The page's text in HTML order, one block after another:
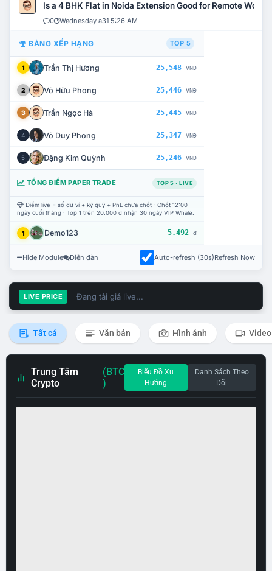
Is a 4 BHK Flat in Noida Extension Good for Remote Work?
0 Wednesday a31 5:26 AM
BẢNG XẾP HẠNG TOP 5
1 Trần Thị Hương 25,548 VNĐ
2 Võ Hữu Phong 25,446 VNĐ
3 Trần Ngọc Hà 25,445 VNĐ
4 Võ Duy Phong 25,347 VNĐ
5 Đặng Kim Quỳnh 25,246 VNĐ
TỔNG ĐIỂM PAPER TRADE TOP 5 · LIVE
Điểm live = số dư ví + ký quỹ + PnL chưa chốt · Chốt 12:00
ngày cuối tháng · Top 1 trên 20.000 đ nhận 30 ngày VIP Whale.
1 Demo123 5.492 đ
Hide Module Diễn đàn Auto-refresh (30s)Refresh Now
LIVE PRICE Đang tải giá live...
Tất cả Văn bản Hình ảnh Video
Trung Tâm
Crypto
(BTC
)
Biểu Đồ Xu
Hướng
Danh Sách Theo
Dõi